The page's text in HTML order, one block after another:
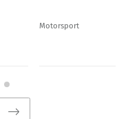
Motorsport